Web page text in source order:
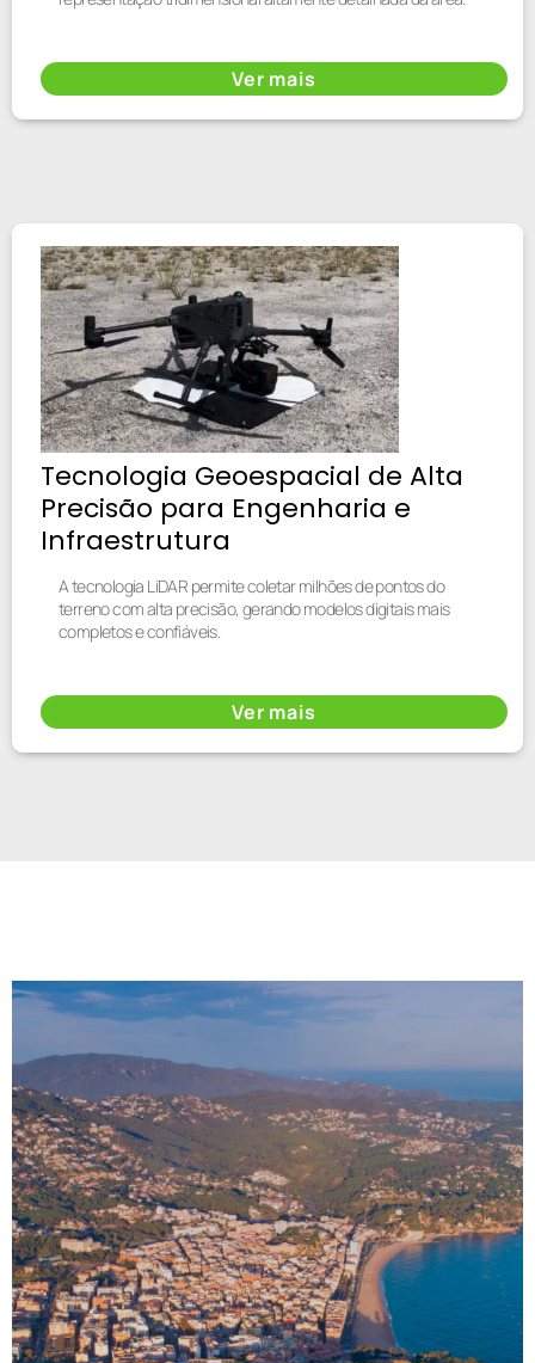
Ver mais
Tecnologia Geoespacial de Alta
Precisão para Engenharia e
Infraestrutura
A tecnologia LiDAR permite coletar milhões de pontos do
terreno com alta precisão, gerando modelos digitais mais
completos e confiáveis.
Ver mais